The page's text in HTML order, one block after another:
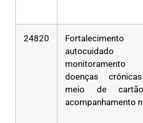
24820
doenças
meio de
acompanhamento